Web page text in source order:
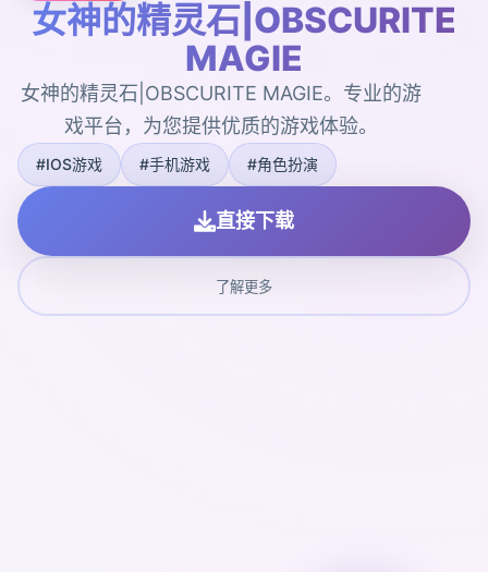
女神的精灵石|OBSCURITE
MAGIE
女神的精灵石|OBSCURITE MAGIE。专业的游
戏平台，为您提供优质的游戏体验。
#IOS游戏 #手机游戏 #角色扮演
直接下载
了解更多